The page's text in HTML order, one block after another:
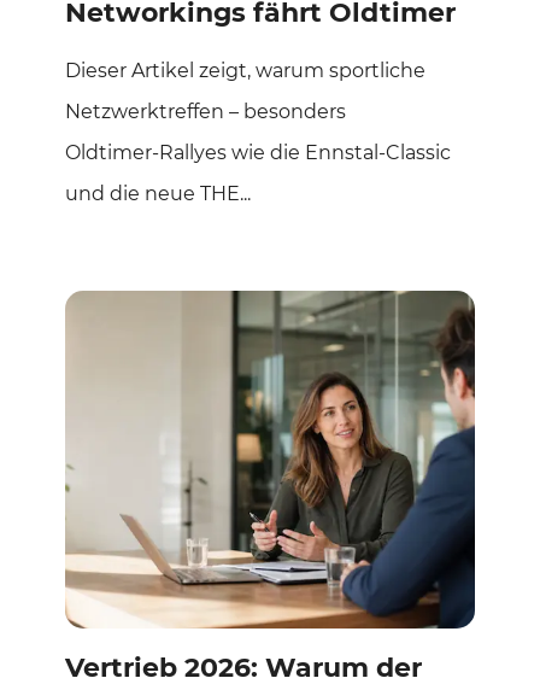
Networkings fährt Oldtimer
Dieser Artikel zeigt, warum sportliche
Netzwerktreffen – besonders
Oldtimer‑Rallyes wie die Ennstal‑Classic
und die neue THE...
Vertrieb 2026: Warum der